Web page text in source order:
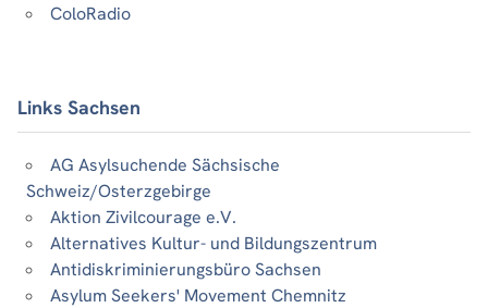
ColoRadio
Links Sachsen
AG Asylsuchende Sächsische
Schweiz/Osterzgebirge
Aktion Zivilcourage e.V.
Alternatives Kultur- und Bildungszentrum
Antidiskriminierungsbüro Sachsen
Asylum Seekers' Movement Chemnitz